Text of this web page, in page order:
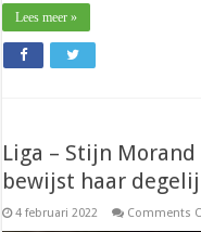
Lees meer »
Liga – Stijn Morand
bewijst haar
4 februari 2022 Comments